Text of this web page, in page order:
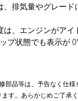
、排気量やグレード
は、エンジンがアイ
プ状態でも表示が
部品等は、予告なく仕様
す。あらかじめご了承く